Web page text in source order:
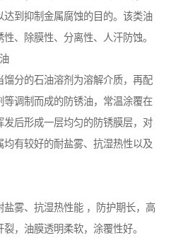
达到抑制金属腐蚀的目的。该类油
、除膜性、分离性、人汗防蚀。
馏分的石油溶剂为溶解介质，再配
等调制而成的防锈油，常温涂覆在
发后形成一层均匀的防锈膜层，对
均有较好的耐盐雾、抗湿热性以及
盐雾、抗湿热性能 ，防护期长，高
，油膜透明柔软，涂覆性好。